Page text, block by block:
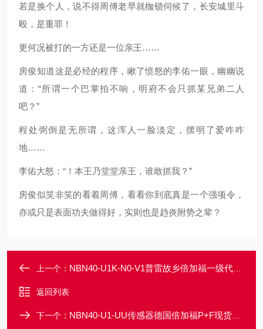
若是换个人，说不得周傅老早就枷锁伺候了，长安城里斗
殴，是重罪！
更何况被打的一方还是一位亲王……
房俊知道这是必经的程序，瞅了愤怒的李佑一眼，幽幽说
道：“所谓一个巴掌拍不响，明府不会只抓某兄弟二人
吧？”
程处弼倒是无所谓，这浑人一脸淡定，摆明了爱咋咋
地……
李佑大怒：“！本王乃堂堂亲王，谁敢抓我？”
房俊似笑非笑的看着周傅，看看你到底真是一个强项令，
亦或只是表面功夫做得好，实则也是趋炎附势之辈？
上一个： NBN40-U1K-N0-V1普雷故乡倍加福一级代理P+F优质传感器
返回列表
下一个： NBN40-U1-UU传感器德国倍加福P+F现货一级代理